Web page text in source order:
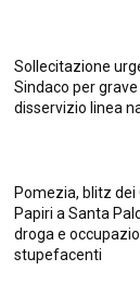
Sollecitazione
Sindaco per
disservizio linea
Pomezia, blitz dei
Papiri a Santa
droga e
stupefacenti